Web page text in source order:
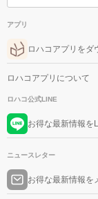
アプリ
ロハコアプリをダ
ロハコアプリについて
ロハコ公式LINE
お得な最新情報を
ニュースレター
お得な最新情報を